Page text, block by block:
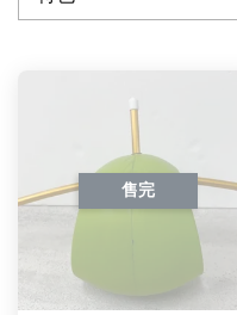
售完